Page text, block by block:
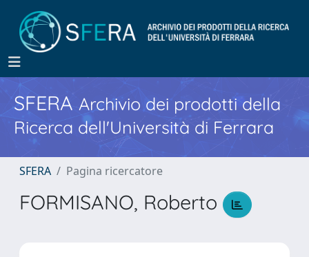
SFERA Archivio dei prodotti della
Ricerca dell'Università di Ferrara
SFERA Pagina ricercatore
FORMISANO, Roberto